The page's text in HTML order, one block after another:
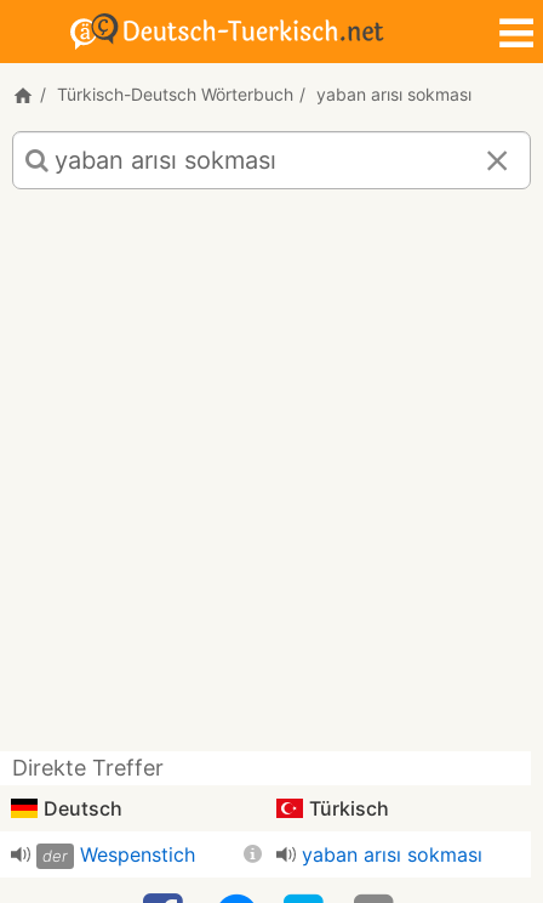
Türkisch-Deutsch Wörterbuch yaban arısı sokması
Türkisch-
Deutsch
Übersetzung
Direkte Treffer
Deutsch Türkisch
der Wespenstich yaban arısı sokması